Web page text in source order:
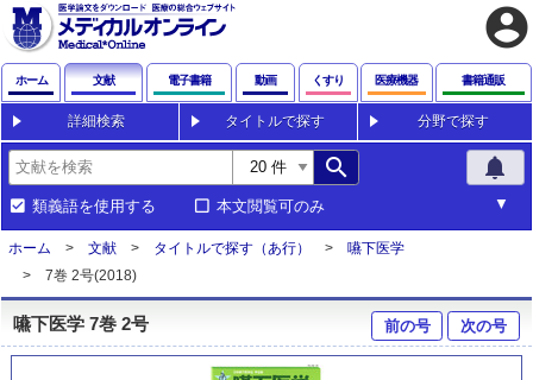
account_circle
ホーム 文献 電子書籍 動画 くすり 医療機器 書籍通販
詳細検索 タイトルで探す 分野で探す
search notifications
類義語を使用する 本文閲覧可のみ
ホーム 文献 タイトルで探す（あ行）
嚥下医学
7巻 2号(2018)
嚥下医学 7巻 2号 前の号 次の号